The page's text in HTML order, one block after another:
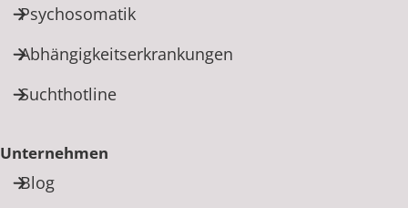
Psychosomatik
Abhängigkeitserkrankungen
Suchthotline
Unternehmen
Blog